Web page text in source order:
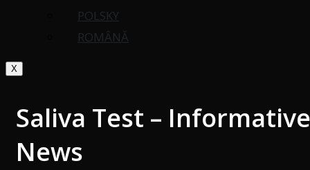
POLSKY
ROMÂNĂ
X
Saliva Test – Informative
News